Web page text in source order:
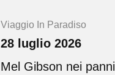
Viaggio In Paradiso
28 luglio 2026
Mel Gibson nei